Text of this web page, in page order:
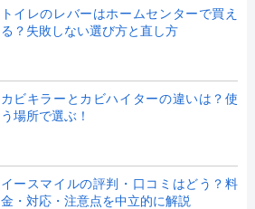
トイレのレバーはホームセンターで買え
る？失敗しない選び方と直し方
カビキラーとカビハイターの違いは？使
う場所で選ぶ！
イースマイルの評判・口コミはどう？料
金・対応・注意点を中立的に解説